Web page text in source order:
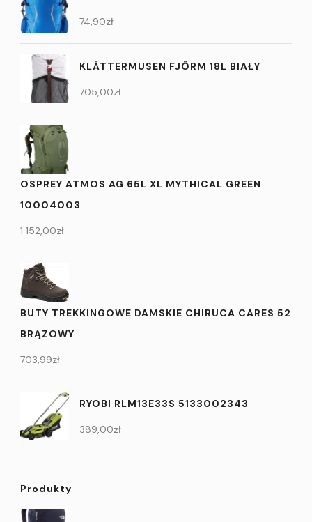
74,90zł
KLÄTTERMUSEN FJÖRM 18L BIAŁY
705,00zł
OSPREY ATMOS AG 65L XL MYTHICAL GREEN
10004003
1 152,00zł
BUTY TREKKINGOWE DAMSKIE CHIRUCA CARES 52
BRĄZOWY
703,99zł
RYOBI RLM13E33S 5133002343
389,00zł
Produkty